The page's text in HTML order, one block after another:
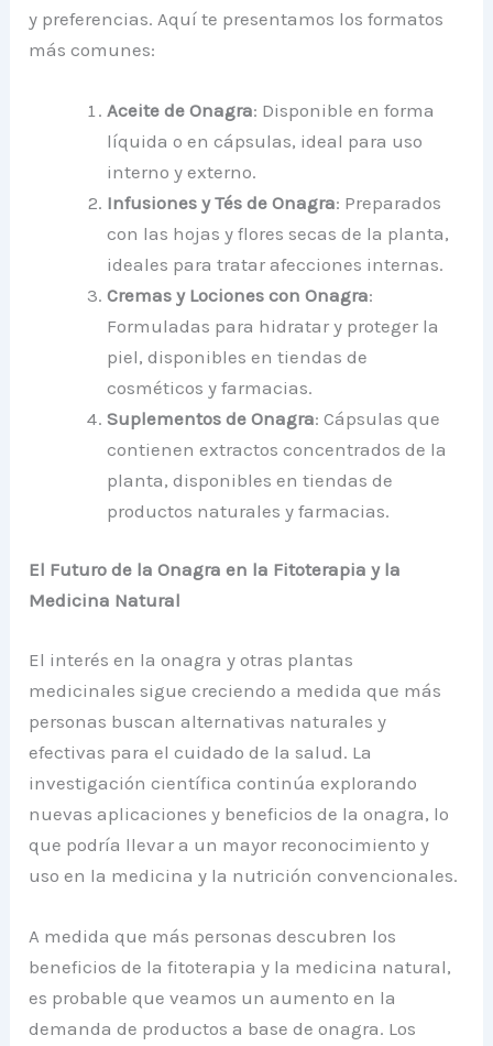
y preferencias. Aquí te presentamos los formatos
más comunes:
Aceite de Onagra: Disponible en forma
líquida o en cápsulas, ideal para uso
interno y externo.
Infusiones y Tés de Onagra: Preparados
con las hojas y flores secas de la planta,
ideales para tratar afecciones internas.
Cremas y Lociones con Onagra:
Formuladas para hidratar y proteger la
piel, disponibles en tiendas de
cosméticos y farmacias.
Suplementos de Onagra: Cápsulas que
contienen extractos concentrados de la
planta, disponibles en tiendas de
productos naturales y farmacias.
El Futuro de la Onagra en la Fitoterapia y la
Medicina Natural
El interés en la onagra y otras plantas
medicinales sigue creciendo a medida que más
personas buscan alternativas naturales y
efectivas para el cuidado de la salud. La
investigación científica continúa explorando
nuevas aplicaciones y beneficios de la onagra, lo
que podría llevar a un mayor reconocimiento y
uso en la medicina y la nutrición convencionales.
A medida que más personas descubren los
beneficios de la fitoterapia y la medicina natural,
es probable que veamos un aumento en la
demanda de productos a base de onagra. Los